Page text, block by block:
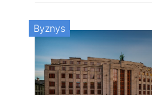
Byznys